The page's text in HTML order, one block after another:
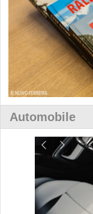
Automobile